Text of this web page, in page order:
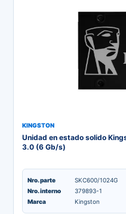
KINGSTON
Unidad en estado solido
3.0 (6 Gb/s)
Nro. parte
SKC600/1024G
Nro. interno
379893-1
Marca
Kingston